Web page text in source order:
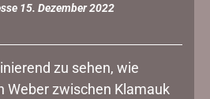
15. Dezember 2022
zu sehen, wie
Weber zwischen Klamauk